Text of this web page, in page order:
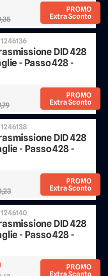
PROMO
Extra Sconto
Sconto 25%
DID 428
- Passo 428 -
PROMO
Extra Sconto
Sconto 25%
DID 428
- Passo 428 -
PROMO
Extra Sconto
Sconto 25%
DID 428
- Passo 428 -
PROMO
Extra Sconto